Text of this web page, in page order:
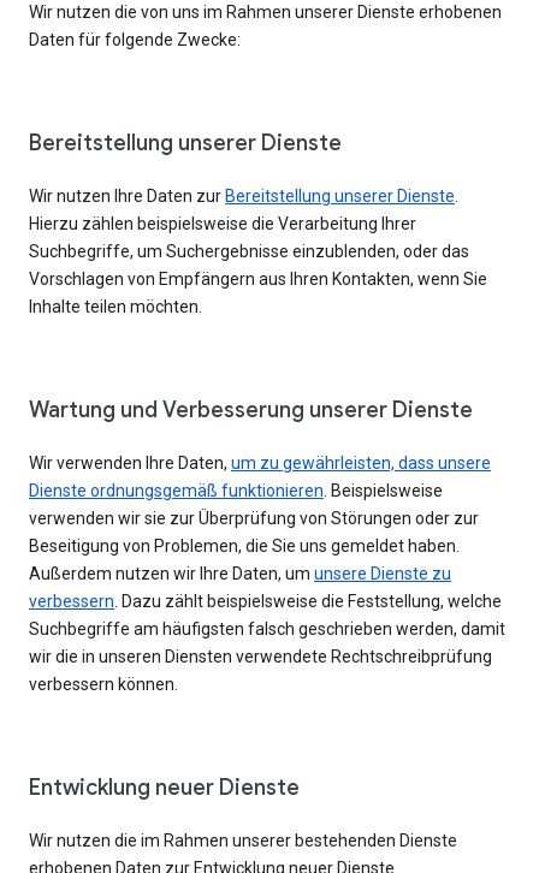
Wir nutzen die von uns im Rahmen unserer Dienste erhobenen
Daten für folgende Zwecke:
Bereitstellung unserer Dienste
Wir nutzen Ihre Daten zur Bereitstellung unserer Dienste
Hierzu zählen beispielsweise die Verarbeitung Ihrer
Suchbegriffe, um Suchergebnisse einzublenden, oder das
Vorschlagen von Empfängern aus Ihren Kontakten, wenn Sie
Inhalte teilen möchten.
Wartung und Verbesserung unserer Dienste
Wir verwenden Ihre Daten, um zu gewährleisten, dass unsere
Dienste ordnungsgemäß funktionieren . Beispielsweise
verwenden wir sie zur Überprüfung von Störungen oder zur
Beseitigung von Problemen, die Sie uns gemeldet haben.
Außerdem nutzen wir Ihre Daten, um unsere Dienste zu
verbessern . Dazu zählt beispielsweise die Feststellung, welche
Suchbegriffe am häufigsten falsch geschrieben werden, damit
wir die in unseren Diensten verwendete Rechtschreibprüfung
verbessern können.
Entwicklung neuer Dienste
Wir nutzen die im Rahmen unserer bestehenden Dienste
erhobenen Daten zur Entwicklung neuer Dienste.